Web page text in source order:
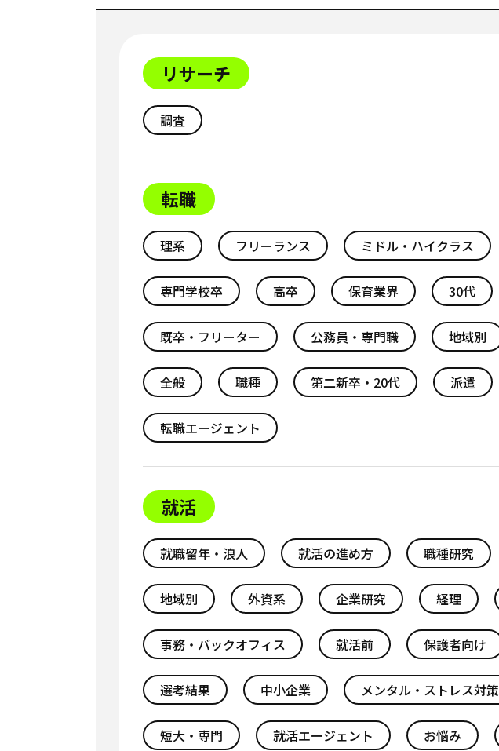
リサーチ
調査
転職
理系 フリーランス ミドル・ハイクラス
専門学校卒 高卒 保育業界 30代
既卒・フリーター 公務員・専門職 地域別
全般 職種 第二新卒・20代 派遣
転職エージェント
就活
就職留年・浪人 就活の進め方 職種研究
地域別 外資系 企業研究 経理
事務・バックオフィス 就活前 保護者向け
選考結果 中小企業 メンタル・ストレス対策
短大・専門 就活エージェント お悩み